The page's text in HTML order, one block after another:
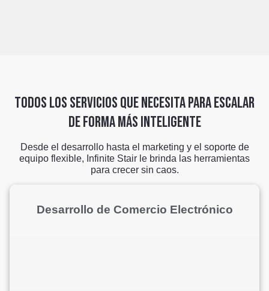
Todos los servicios que necesita para escalar
de forma más inteligente
Desde el desarrollo hasta el marketing y el soporte de
equipo flexible, Infinite Stair le brinda las herramientas
para crecer sin caos.
Desarrollo de Comercio Electrónico